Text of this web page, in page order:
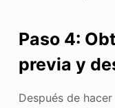
Paso 4:
previa y
Después de